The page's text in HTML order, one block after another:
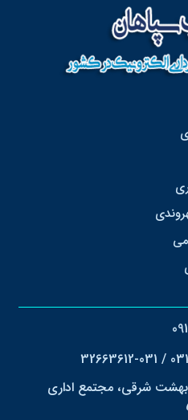
شرقی، مجتمع اداری